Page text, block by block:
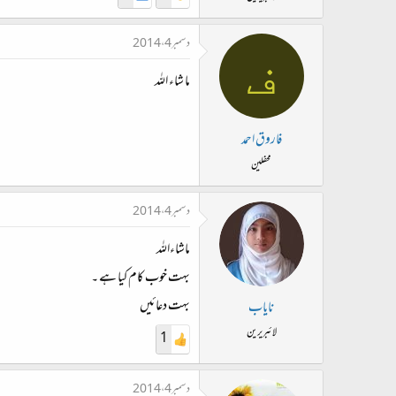
ف
فاروق احمد
محفلین
دسمبر 4، 2014
ما شاء اللہ
نایاب
لائبریرین
دسمبر 4، 2014
ماشاءاللہ
بہت خوب کام کیا ہے ۔
بہت دعائیں
1
دسمبر 4، 2014